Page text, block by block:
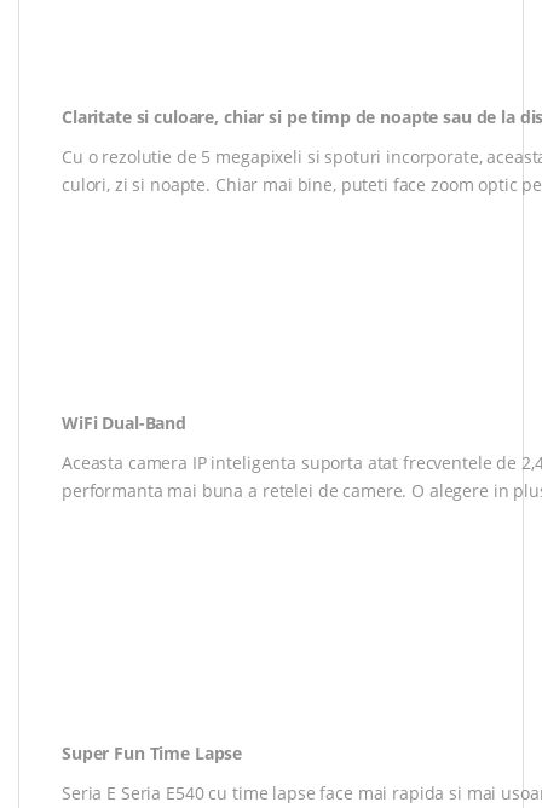
Claritate si culoare, chiar si pe timp de noapte sau de la
Cu o rezolutie de 5 megapixeli si spoturi incorporate,
culori, zi si noapte. Chiar mai bine, puteti face zoom optic
WiFi Dual-Band
Aceasta camera IP inteligenta suporta atat frecventele de
performanta mai buna a retelei de camere. O alegere in
Super Fun Time Lapse
Seria E Seria E540 cu time lapse face mai rapida si mai